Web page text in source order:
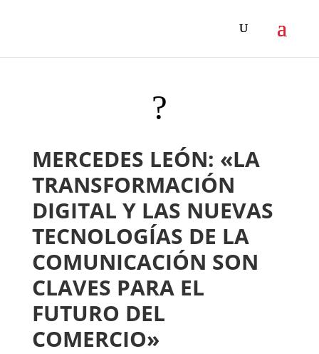
?
MERCEDES LEÓN: «LA
TRANSFORMACIÓN
DIGITAL Y LAS NUEVAS
TECNOLOGÍAS DE LA
COMUNICACIÓN SON
CLAVES PARA EL
FUTURO DEL
COMERCIO»